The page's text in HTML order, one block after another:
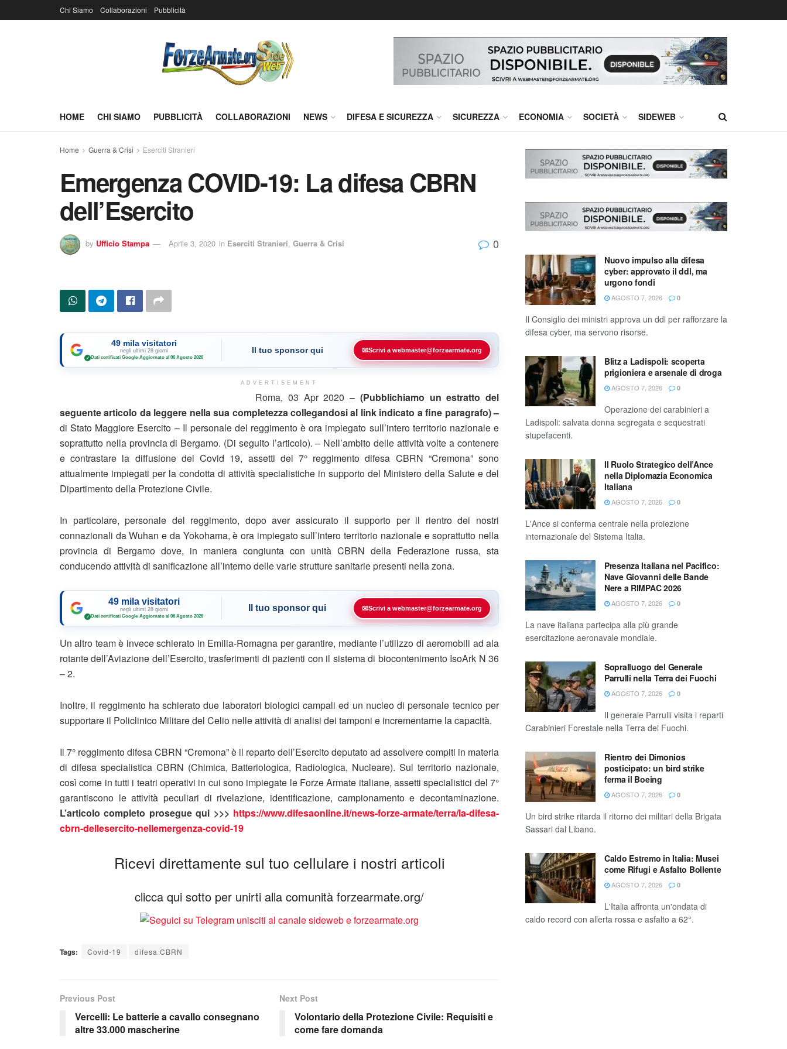
Chi Siamo Collaborazioni Pubblicità
HOME CHI SIAMO PUBBLICITÀ COLLABORAZIONI NEWS DIFESA E SICUREZZA SICUREZZA ECONOMIA SOCIETÀ SIDEWEB
Home Guerra & Crisi Eserciti Stranieri
Emergenza COVID-19: La difesa CBRN
dell’Esercito
by Ufficio Stampa Aprile 3, 2020 in Eserciti Stranieri, Guerra & Crisi 0
49 mila visitatori
negli ultimi 28 giorni
✓ Dati certificati Google·Aggiornato al 06 Agosto 2026
Il tuo sponsor qui ✉Scrivi a webmaster@forzearmate.org
ADVERTISEMENT
Roma, 03 Apr 2020 – (Pubblichiamo un estratto del
seguente articolo da leggere nella sua completezza collegandosi al link indicato a fine paragrafo) –
di Stato Maggiore Esercito – Il personale del reggimento è ora impiegato sull’intero territorio nazionale e
soprattutto nella provincia di Bergamo. (Di seguito l’articolo). – Nell’ambito delle attività volte a contenere
e contrastare la diffusione del Covid 19, assetti del 7° reggimento difesa CBRN “Cremona” sono
attualmente impiegati per la condotta di attività specialistiche in supporto del Ministero della Salute e del
Dipartimento della Protezione Civile.
In particolare, personale del reggimento, dopo aver assicurato il supporto per il rientro dei nostri
connazionali da Wuhan e da Yokohama, è ora impiegato sull’intero territorio nazionale e soprattutto nella
provincia di Bergamo dove, in maniera congiunta con unità CBRN della Federazione russa, sta
conducendo attività di sanificazione all’interno delle varie strutture sanitarie presenti nella zona.
49 mila visitatori
negli ultimi 28 giorni
✓ Dati certificati Google·Aggiornato al 06 Agosto 2026
Il tuo sponsor qui ✉Scrivi a webmaster@forzearmate.org
Un altro team è invece schierato in Emilia-Romagna per garantire, mediante l’utilizzo di aeromobili ad ala
rotante dell’Aviazione dell’Esercito, trasferimenti di pazienti con il sistema di biocontenimento IsoArk N 36
– 2.
Inoltre, il reggimento ha schierato due laboratori biologici campali ed un nucleo di personale tecnico per
supportare il Policlinico Militare del Celio nelle attività di analisi dei tamponi e incrementarne la capacità.
Il 7° reggimento difesa CBRN “Cremona” è il reparto dell’Esercito deputato ad assolvere compiti in materia
di difesa specialistica CBRN (Chimica, Batteriologica, Radiologica, Nucleare). Sul territorio nazionale,
così come in tutti i teatri operativi in cui sono impiegate le Forze Armate italiane, assetti specialistici del 7°
garantiscono le attività peculiari di rivelazione, identificazione, campionamento e decontaminazione.
L’articolo completo prosegue qui >>> https://www.difesaonline.it/news-forze-armate/terra/la-difesa-
cbrn-dellesercito-nellemergenza-covid-19
Ricevi direttamente sul tuo cellulare i nostri articoli
clicca qui sotto per unirti alla comunità forzearmate.org/
Tags: Covid-19 difesa CBRN
Previous Post
Vercelli: Le batterie a cavallo consegnano
altre 33.000 mascherine
Next Post
Volontario della Protezione Civile: Requisiti e
come fare domanda
Nuovo impulso alla difesa
cyber: approvato il ddl, ma
urgono fondi
AGOSTO 7, 2026 0
Il Consiglio dei ministri approva un ddl per rafforzare la
difesa cyber, ma servono risorse.
Blitz a Ladispoli: scoperta
prigioniera e arsenale di droga
AGOSTO 7, 2026 0
Operazione dei carabinieri a
Ladispoli: salvata donna segregata e sequestrati
stupefacenti.
Il Ruolo Strategico dell’Ance
nella Diplomazia Economica
Italiana
AGOSTO 7, 2026 0
L'Ance si conferma centrale nella proiezione
internazionale del Sistema Italia.
Presenza Italiana nel Pacifico:
Nave Giovanni delle Bande
Nere a RIMPAC 2026
AGOSTO 7, 2026 0
La nave italiana partecipa alla più grande
esercitazione aeronavale mondiale.
Sopralluogo del Generale
Parrulli nella Terra dei Fuochi
AGOSTO 7, 2026 0
Il generale Parrulli visita i reparti
Carabinieri Forestale nella Terra dei Fuochi.
Rientro dei Dimonios
posticipato: un bird strike
ferma il Boeing
AGOSTO 7, 2026 0
Un bird strike ritarda il ritorno dei militari della Brigata
Sassari dal Libano.
Caldo Estremo in Italia: Musei
come Rifugi e Asfalto Bollente
AGOSTO 7, 2026 0
L'Italia affronta un'ondata di
caldo record con allerta rossa e asfalto a 62°.